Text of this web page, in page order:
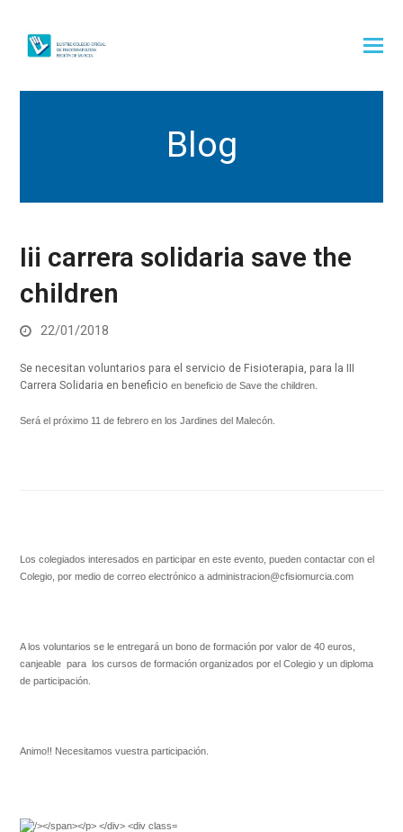
Blog
Iii carrera solidaria save the
children
22/01/2018
Se necesitan voluntarios para el servicio de Fisioterapia, para la III
Carrera Solidaria en beneficioen beneficio de Save the children.
Será el próximo 11 de febrero en los Jardines del Malecón.
Los colegiados interesados en participar en este evento, pueden contactar con el
Colegio, por medio de correo electrónico a administracion@cfisiomurcia.com
A los voluntarios se le entregará un bono de formación por valor de 40 euros,
canjeable para los cursos de formación organizados por el Colegio y un diploma
de participación.
Animo!! Necesitamos vuestra participación.